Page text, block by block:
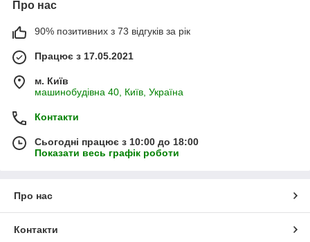
Про нас
90% позитивних з 73 відгуків за рік
Працює з 17.05.2021
м. Київ
машинобудівна 40, Київ, Україна
Контакти
Сьогодні працює з 10:00 до 18:00
Показати весь графік роботи
Про нас
Контакти